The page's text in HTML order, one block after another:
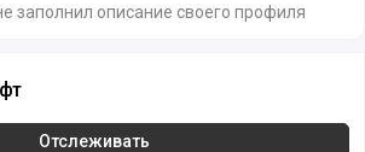
заполнил описание своего профиля
Отслеживать